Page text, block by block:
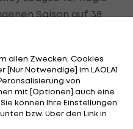
Saison auf 38
laufenden Eishockey
2024 wurde er von
vier gepickt.
allen Zwecken, Cookies
Notwendige] im LAOLA1
von
mit [Optionen] auch eine
können Ihre Einstellungen
bzw. über den Link in